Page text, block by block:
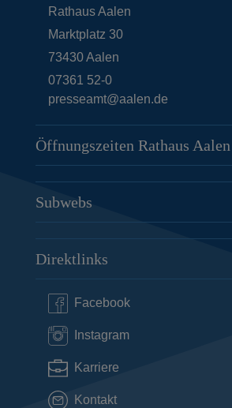
Rathaus Aalen
Marktplatz 30
73430Aalen
07361 52-0
presseamt@aalen.de
Öffnungszeiten Rathaus Aalen
Subwebs
Direktlinks
Facebook
Instagram
Karriere
Kontakt